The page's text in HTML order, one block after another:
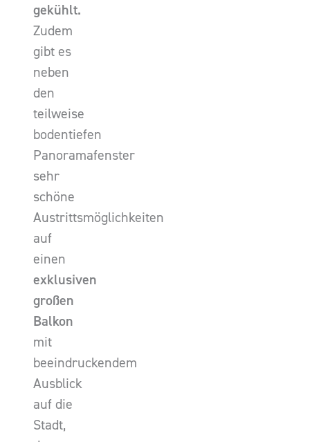
gekühlt.
Zudem
gibt es
neben
den
teilweise
bodentiefen
Panoramafenster
sehr
schöne
Austrittsmöglichkeiten
auf
einen
exklusiven
großen
Balkon
mit
beeindruckendem
Ausblick
auf die
Stadt,